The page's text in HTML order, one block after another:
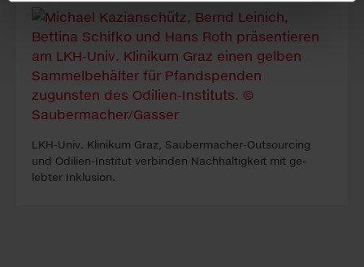
LKH-Univ. Kli­ni­kum Graz, Sauber­macher-Out­sour­cing
und Odilien-In­stitut ver­binden Nach­haltig­keit mit ge­
lebter In­klus­ion.